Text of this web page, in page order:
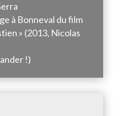
à Bonneval du film
» (2013, Nicolas
!)